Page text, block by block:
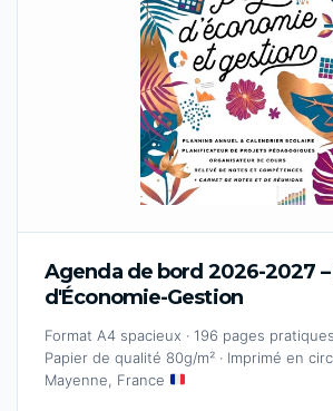
Agenda de bord 2026-2027
d'Économie-Gestion
Format A4 spacieux · 196 pages pratiques
Papier de qualité 80g/m² · Imprimé en
Mayenne, France